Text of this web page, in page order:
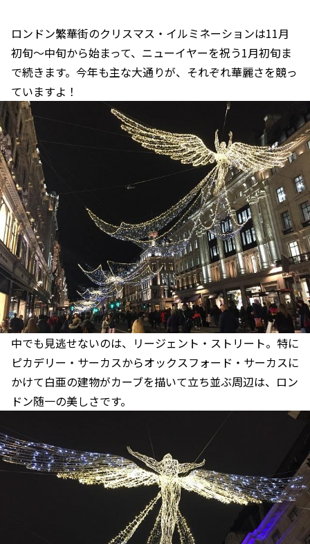
ロンドン繁華街のクリスマス・イルミネーションは11月
初旬～中旬から始まって、ニューイヤーを祝う1月初旬ま
で続きます。今年も主な大通りが、それぞれ華麗さを競っ
ていますよ！
中でも見逃せないのは、リージェント・ストリート。特に
ピカデリー・サーカスからオックスフォード・サーカスに
かけて白亜の建物がカーブを描いて立ち並ぶ周辺は、ロン
ドン随一の美しさです。